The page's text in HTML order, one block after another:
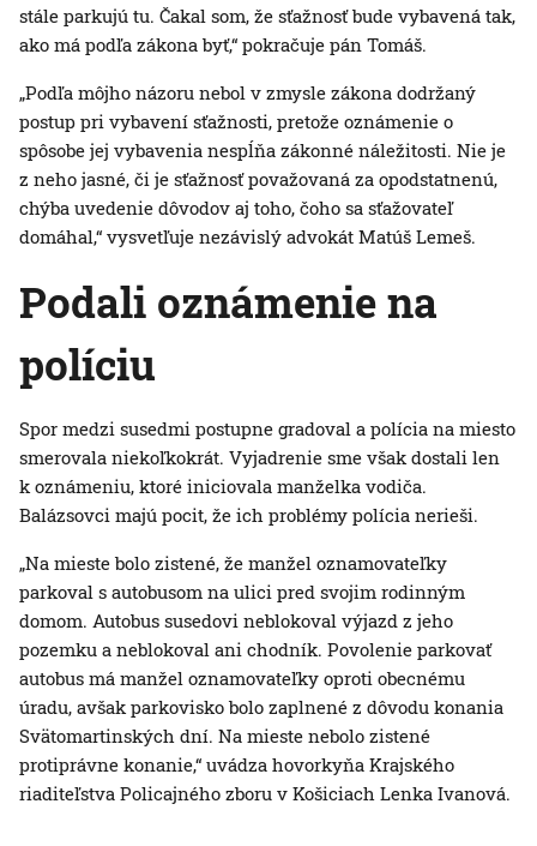
stále parkujú tu. Čakal som, že sťažnosť bude vybavená tak,
ako má podľa zákona byť,“ pokračuje pán Tomáš.
„Podľa môjho názoru nebol v zmysle zákona dodržaný
postup pri vybavení sťažnosti, pretože oznámenie o
spôsobe jej vybavenia nespĺňa zákonné náležitosti. Nie je
z neho jasné, či je sťažnosť považovaná za opodstatnenú,
chýba uvedenie dôvodov aj toho, čoho sa sťažovateľ
domáhal,“ vysvetľuje nezávislý advokát Matúš Lemeš.
Podali oznámenie na
políciu
Spor medzi susedmi postupne gradoval a polícia na miesto
smerovala niekoľkokrát. Vyjadrenie sme však dostali len
k oznámeniu, ktoré iniciovala manželka vodiča.
Balázsovci majú pocit, že ich problémy polícia nerieši.
„Na mieste bolo zistené, že manžel oznamovateľky
parkoval s autobusom na ulici pred svojim rodinným
domom. Autobus susedovi neblokoval výjazd z jeho
pozemku a neblokoval ani chodník. Povolenie parkovať
autobus má manžel oznamovateľky oproti obecnému
úradu, avšak parkovisko bolo zaplnené z dôvodu konania
Svätomartinských dní. Na mieste nebolo zistené
protiprávne konanie,“ uvádza hovorkyňa Krajského
riaditeľstva Policajného zboru v Košiciach Lenka Ivanová.